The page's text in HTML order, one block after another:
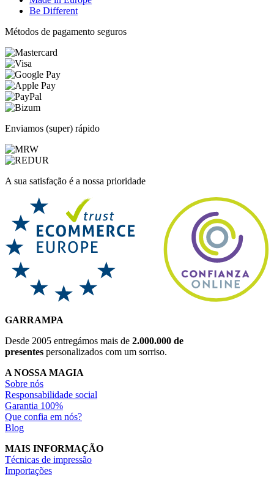
Be Different
Métodos de pagamento seguros
Enviamos (super) rápido
A sua satisfação é a nossa prioridade
GARRAMPA
Desde 2005 entregámos mais de 2.000.000 de
presentes personalizados com um sorriso.
A NOSSA MAGIA
Sobre nós
Responsabilidade social
Garantia 100%
Que confia em nós?
Blog
MAIS INFORMAÇÃO
Técnicas de impressão
Importações